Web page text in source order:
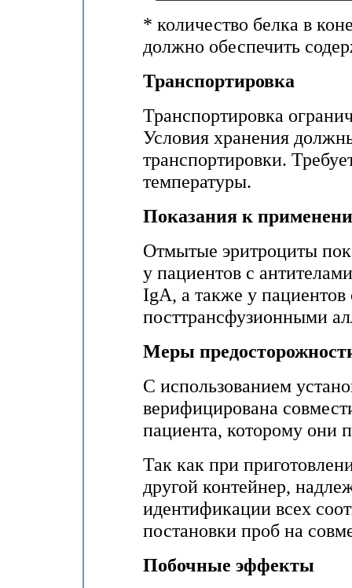
* количество белка в
должно обеспечить
Транспортировка
Транспортировка
Условия хранения
транспортировки.
температуры.
Показания к
Отмытые эритроциты
у пациентов с
IgA, а также у
посттрансфузионными
Меры
С использованием
верифицирована
пациента, которому они
Так как при
другой контейнер,
идентификации всех
постановки проб на
Побочные эффекты